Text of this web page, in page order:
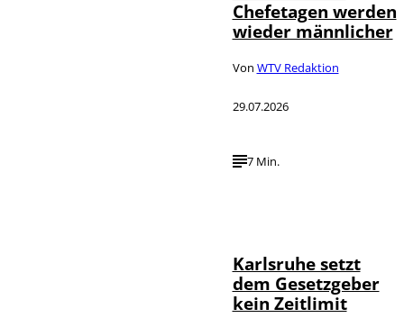
Chefetagen werden
wieder männlicher
Von WTV Redaktion
29.07.2026
7 Min.
Karlsruhe setzt
dem Gesetzgeber
kein Zeitlimit